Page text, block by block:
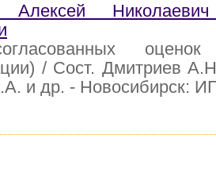
Алексей
оценок
/ Сост. Дмитриев
и др. - Новосибирск: